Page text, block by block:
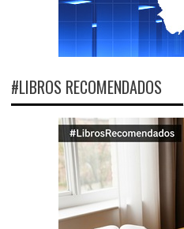
#LIBROS RECOMENDADOS